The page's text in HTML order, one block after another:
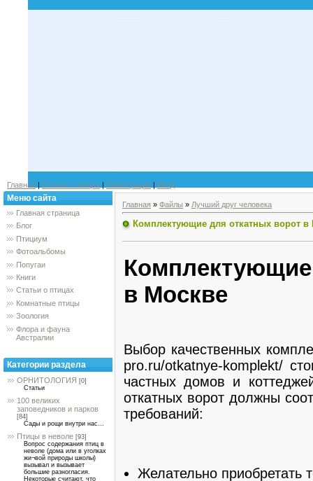
Главная | Статьи о птицах | Регистрация | Вход
Меню сайта
Главная страница
Блог
Птициум
Фотоальбомы
Попугаи
Книги
Статьи о птицах
Комнатные птицы
Зоология
Флора и фауна
Австралии
Категории раздела
ОРНИТОЛОГИЯ [0]
Статьи
100 великих
заповедников и парков
[84]
Сады и рощи внутри нас...
Птицы в неволе [93]
Вопрос содержания птиц в
неволе (дома или в уголках
жи¬вой природы школы)
вызывал и вызывает
большие разногласия.
Некоторые считают, что
Главная » Файлы » Лучший друг человека
Комплектующие для откатных ворот в
в Москве
Выбор качественных
pro.ru/otkatnye-komplekt/
частных домов и
откатных ворот должны
требований:
Желательно приобретать